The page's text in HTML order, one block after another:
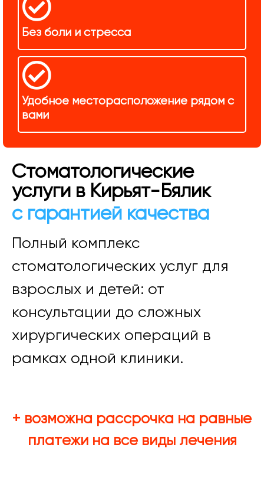
Без боли и стресса
Удобное месторасположение рядом с
вами
Стоматологические
услуги в Кирьят-Бялик
с гарантией качества
Полный комплекс
стоматологических услуг для
взрослых и детей: от
консультации до сложных
хирургических операций в
рамках одной клиники.
+ возможна рассрочка на равные
платежи на все виды лечения